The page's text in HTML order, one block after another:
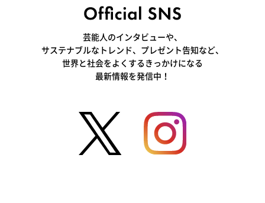
芸能人のインタビューや、
サステナブルなトレンド、プレゼント告知など、
世界と社会をよくするきっかけになる
最新情報を発信中！